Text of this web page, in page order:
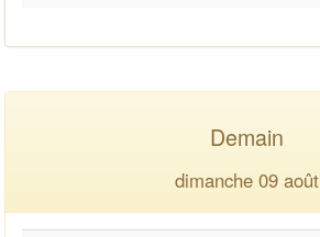
Demain
dimanche 09 août